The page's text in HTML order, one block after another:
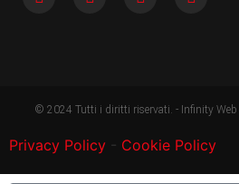
© 2024 Tutti i diritti riservati. - Infinity Web
Privacy Policy - Cookie Policy